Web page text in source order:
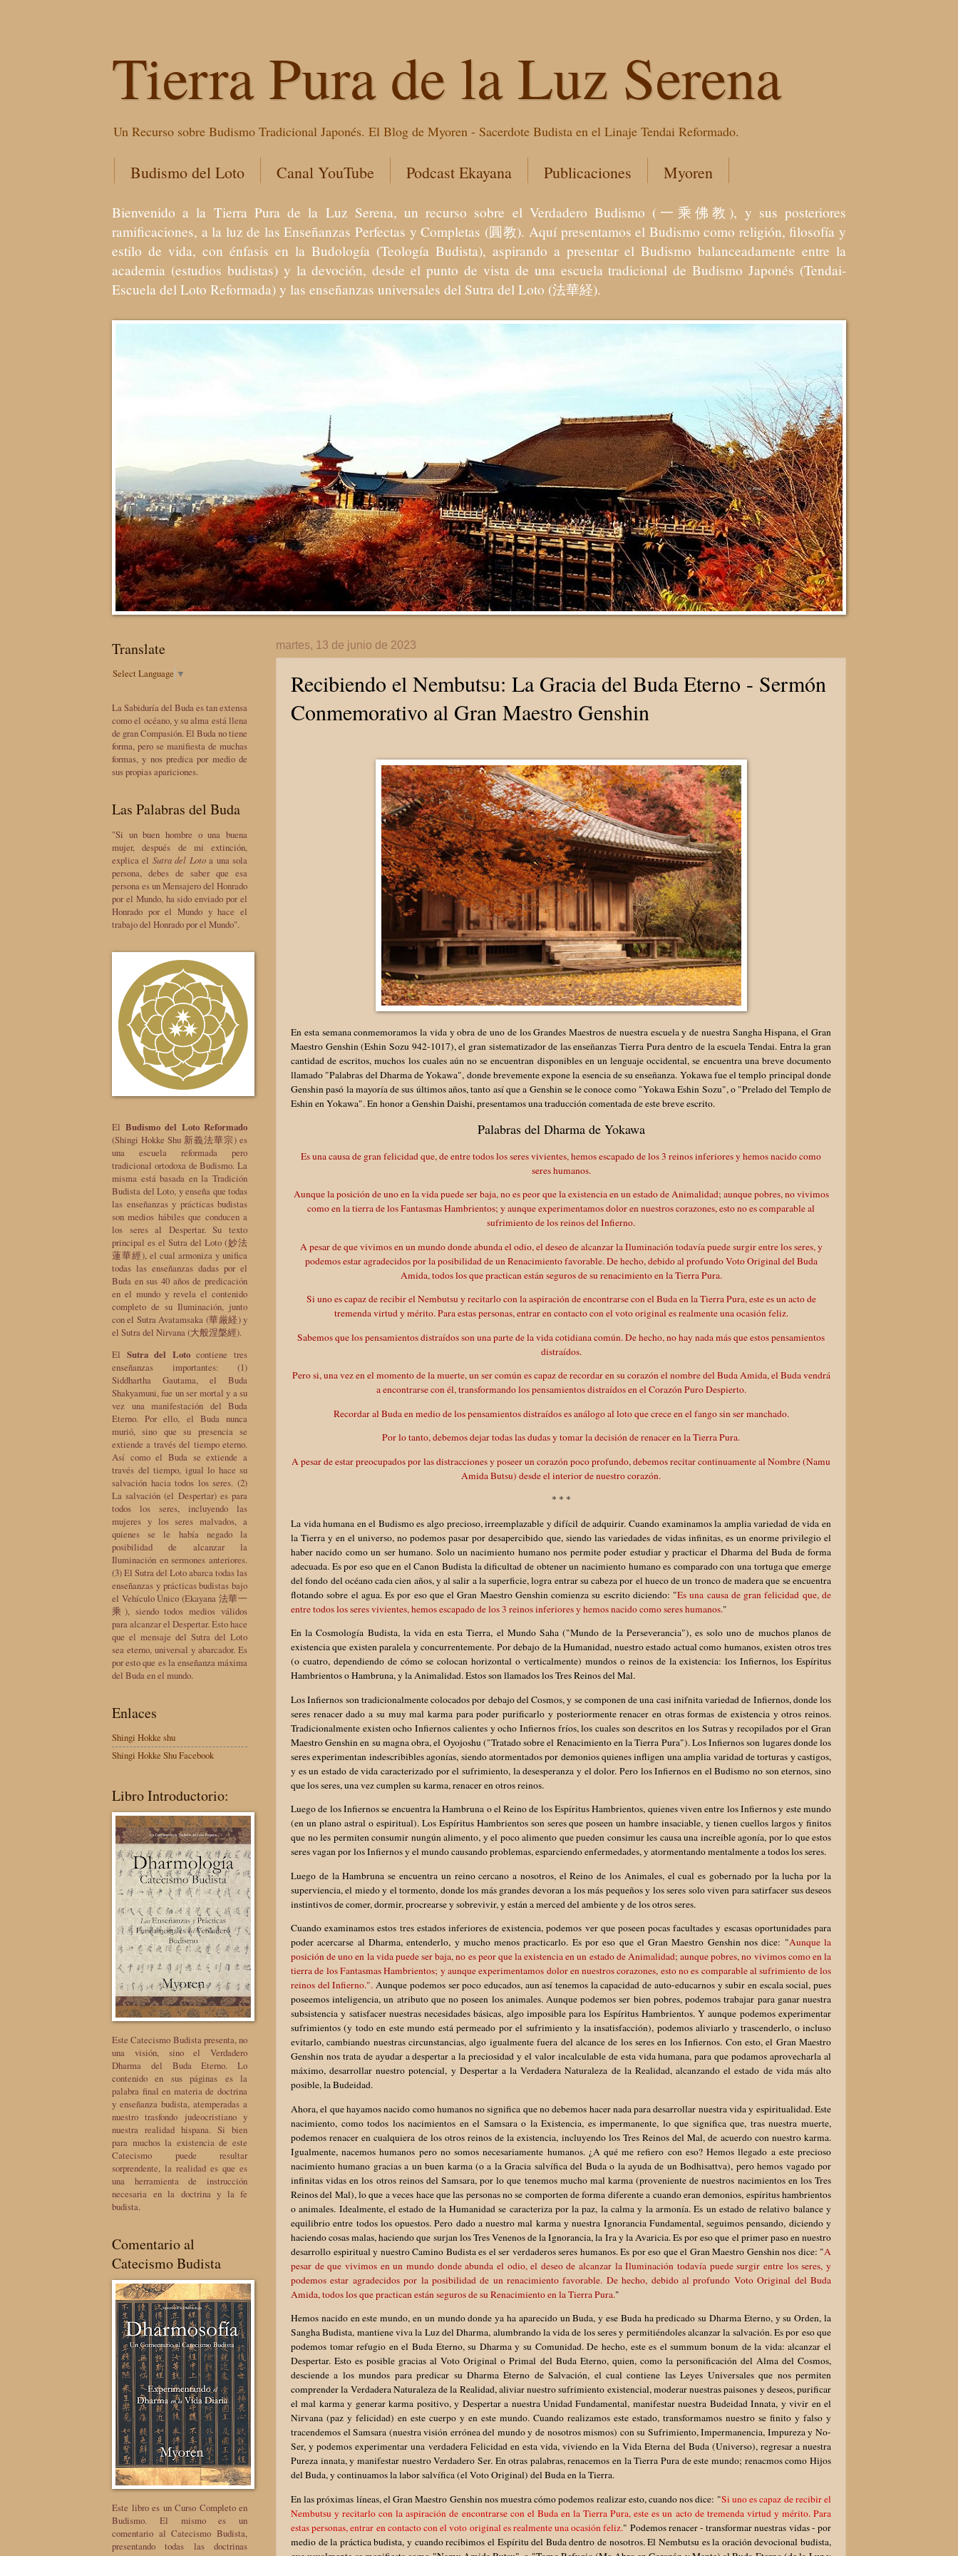
Tierra Pura de la Luz Serena
Un Recurso sobre Budismo Tradicional Japonés. El Blog de Myoren - Sacerdote Budista en el Linaje Tendai Reformado.
Budismo del Loto Canal YouTube Podcast Ekayana Publicaciones Myoren
Bienvenido a la Tierra Pura de la Luz Serena, un recurso sobre el Verdadero Budismo (一乘佛教), y sus posteriores
ramificaciones, a la luz de las Enseñanzas Perfectas y Completas (圓教). Aquí presentamos el Budismo como religión, filosofía y
estilo de vida, con énfasis en la Budología (Teología Budista), aspirando a presentar el Budismo balanceadamente entre la
academia (estudios budistas) y la devoción, desde el punto de vista de una escuela tradicional de Budismo Japonés (Tendai-
Escuela del Loto Reformada) y las enseñanzas universales del Sutra del Loto (法華経).
martes, 13 de junio de 2023
Recibiendo el Nembutsu: La Gracia del Buda Eterno - Sermón
Conmemorativo al Gran Maestro Genshin
En esta semana conmemoramos la vida y obra de uno de los Grandes Maestros de nuestra escuela y de nuestra Sangha Hispana, el Gran
Maestro Genshin (Eshin Sozu 942-1017), el gran sistematizador de las enseñanzas Tierra Pura dentro de la escuela Tendai. Entra la gran
cantidad de escritos, muchos los cuales aún no se encuentran disponibles en un lenguaje occidental, se encuentra una breve documento
llamado "Palabras del Dharma de Yokawa", donde brevemente expone la esencia de su enseñanza. Yokawa fue el templo principal donde
Genshin pasó la mayoría de sus últimos años, tanto así que a Genshin se le conoce como "Yokawa Eshin Sozu", o "Prelado del Templo de
Eshin en Yokawa". En honor a Genshin Daishi, presentamos una traducción comentada de este breve escrito.
Palabras del Dharma de Yokawa
Es una causa de gran felicidad que, de entre todos los seres vivientes, hemos escapado de los 3 reinos inferiores y hemos nacido como
seres humanos.
Aunque la posición de uno en la vida puede ser baja, no es peor que la existencia en un estado de Animalidad; aunque pobres, no vivimos
como en la tierra de los Fantasmas Hambrientos; y aunque experimentamos dolor en nuestros corazones, esto no es comparable al
sufrimiento de los reinos del Infierno.
A pesar de que vivimos en un mundo donde abunda el odio, el deseo de alcanzar la Iluminación todavía puede surgir entre los seres, y
podemos estar agradecidos por la posibilidad de un Renacimiento favorable. De hecho, debido al profundo Voto Original del Buda
Amida, todos los que practican están seguros de su renacimiento en la Tierra Pura.
Si uno es capaz de recibir el Nembutsu y recitarlo con la aspiración de encontrarse con el Buda en la Tierra Pura, este es un acto de
tremenda virtud y mérito. Para estas personas, entrar en contacto con el voto original es realmente una ocasión feliz.
Sabemos que los pensamientos distraídos son una parte de la vida cotidiana común. De hecho, no hay nada más que estos pensamientos
distraídos.
Pero si, una vez en el momento de la muerte, un ser común es capaz de recordar en su corazón el nombre del Buda Amida, el Buda vendrá
a encontrarse con él, transformando los pensamientos distraídos en el Corazón Puro Despierto.
Recordar al Buda en medio de los pensamientos distraídos es análogo al loto que crece en el fango sin ser manchado.
Por lo tanto, debemos dejar todas las dudas y tomar la decisión de renacer en la Tierra Pura.
A pesar de estar preocupados por las distracciones y poseer un corazón poco profundo, debemos recitar continuamente al Nombre (Namu
Amida Butsu) desde el interior de nuestro corazón.
* * *
La vida humana en el Budismo es algo precioso, irreemplazable y difícil de adquirir. Cuando examinamos la amplia variedad de vida en
la Tierra y en el universo, no podemos pasar por desapercibido que, siendo las variedades de vidas infinitas, es un enorme privilegio el
haber nacido como un ser humano. Solo un nacimiento humano nos permite poder estudiar y practicar el Dharma del Buda de forma
adecuada. Es por eso que en el Canon Budista la dificultad de obtener un nacimiento humano es comparado con una tortuga que emerge
del fondo del océano cada cien años, y al salir a la superficie, logra entrar su cabeza por el hueco de un tronco de madera que se encuentra
flotando sobre el agua. Es por eso que el Gran Maestro Genshin comienza su escrito diciendo: "Es una causa de gran felicidad que, de
entre todos los seres vivientes, hemos escapado de los 3 reinos inferiores y hemos nacido como seres humanos."
En la Cosmología Budista, la vida en esta Tierra, el Mundo Saha ("Mundo de la Perseverancia"), es solo uno de muchos planos de
existencia que existen paralela y concurrentemente. Por debajo de la Humanidad, nuestro estado actual como humanos, existen otros tres
(o cuatro, dependiendo de cómo se colocan horizontal o verticalmente) mundos o reinos de la existencia: los Infiernos, los Espíritus
Hambrientos o Hambruna, y la Animalidad. Estos son llamados los Tres Reinos del Mal.
Los Infiernos son tradicionalmente colocados por debajo del Cosmos, y se componen de una casi inifnita variedad de Infiernos, donde los
seres renacer dado a su muy mal karma para poder purificarlo y posteriormente renacer en otras formas de existencia y otros reinos.
Tradicionalmente existen ocho Infiernos calientes y ocho Infiernos fríos, los cuales son descritos en los Sutras y recopilados por el Gran
Maestro Genshin en su magna obra, el Oyojoshu ("Tratado sobre el Renacimiento en la Tierra Pura"). Los Infiernos son lugares donde los
seres experimentan indescribibles agonías, siendo atormentados por demonios quienes infligen una amplia varidad de torturas y castigos,
y es un estado de vida caracterizado por el sufrimiento, la desesperanza y el dolor. Pero los Infiernos en el Budismo no son eternos, sino
que los seres, una vez cumplen su karma, renacer en otros reinos.
Luego de los Infiernos se encuentra la Hambruna o el Reino de los Espíritus Hambrientos, quienes viven entre los Infiernos y este mundo
(en un plano astral o espiritual). Los Espíritus Hambrientos son seres que poseen un hambre insaciable, y tienen cuellos largos y finitos
que no les permiten consumir nungún alimento, y el poco alimento que pueden consimur les causa una increíble agonía, por lo que estos
seres vagan por los Infiernos y el mundo causando problemas, esparciendo enfermedades, y atormentando mentalmente a todos los seres.
Luego de la Hambruna se encuentra un reino cercano a nosotros, el Reino de los Animales, el cual es gobernado por la lucha por la
superviencia, el miedo y el tormento, donde los más grandes devoran a los más pequeños y los seres solo viven para satirfacer sus deseos
instintivos de comer, dormir, procrearse y sobrevivir, y están a merced del ambiente y de los otros seres.
Cuando examinamos estos tres estados inferiores de existencia, podemos ver que poseen pocas facultades y escasas oportunidades para
poder acercarse al Dharma, entenderlo, y mucho menos practicarlo. Es por eso que el Gran Maestro Genshin nos dice: "Aunque la
posición de uno en la vida puede ser baja, no es peor que la existencia en un estado de Animalidad; aunque pobres, no vivimos como en la
tierra de los Fantasmas Hambrientos; y aunque experimentamos dolor en nuestros corazones, esto no es comparable al sufrimiento de los
reinos del Infierno.".Aunque podemos ser poco educados, aun así tenemos la capacidad de auto-educarnos y subir en escala social, pues
poseemos inteligencia, un atributo que no poseen los animales. Aunque podemos ser bien pobres, podemos trabajar para ganar nuestra
subsistencia y satisfacer nuestras necesidades básicas, algo imposible para los Espíritus Hambrientos. Y aunque podemos experimentar
sufrimientos (y todo en este mundo está permeado por el sufrimiento y la insatisfacción), podemos aliviarlo y trascenderlo, o incluso
evitarlo, cambiando nuestras circunstancias, algo igualmente fuera del alcance de los seres en los Infiernos. Con esto, el Gran Maestro
Genshin nos trata de ayudar a despertar a la preciosidad y el valor incalculable de esta vida humana, para que podamos aprovecharla al
máximo, desarrollar nuestro potencial, y Despertar a la Verdadera Naturaleza de la Realidad, alcanzando el estado de vida más alto
posible, la Budeidad.
Ahora, el que hayamos nacido como humanos no significa que no debemos hacer nada para desarrollar nuestra vida y espiritualidad. Este
nacimiento, como todos los nacimientos en el Samsara o la Existencia, es impermanente, lo que significa que, tras nuestra muerte,
podemos renacer en cualquiera de los otros reinos de la existencia, incluyendo los Tres Reinos del Mal, de acuerdo con nuestro karma.
Igualmente, nacemos humanos pero no somos necesariamente humanos. ¿A qué me refiero con eso? Hemos llegado a este precioso
nacimiento humano gracias a un buen karma (o a la Gracia salvífica del Buda o la ayuda de un Bodhisattva), pero hemos vagado por
infinitas vidas en los otros reinos del Samsara, por lo que tenemos mucho mal karma (proveniente de nuestros nacimientos en los Tres
Reinos del Mal), lo que a veces hace que las personas no se comporten de forma diferente a cuando eran demonios, espíritus hambrientos
o animales. Idealmente, el estado de la Humanidad se caracteriza por la paz, la calma y la armonía. Es un estado de relativo balance y
equilibrio entre todos los opuestos. Pero dado a nuestro mal karma y nuestra Ignorancia Fundamental, seguimos pensando, diciendo y
haciendo cosas malas, haciendo que surjan los Tres Venenos de la Ignorancia, la Ira y la Avaricia. Es por eso que el primer paso en nuestro
desarrollo espiritual y nuestro Camino Budista es el ser verdaderos seres humanos. Es por eso que el Gran Maestro Genshin nos dice: "A
pesar de que vivimos en un mundo donde abunda el odio, el deseo de alcanzar la Iluminación todavía puede surgir entre los seres, y
podemos estar agradecidos por la posibilidad de un renacimiento favorable. De hecho, debido al profundo Voto Original del Buda
Amida, todos los que practican están seguros de su Renacimiento en la Tierra Pura."
Hemos nacido en este mundo, en un mundo donde ya ha aparecido un Buda, y ese Buda ha predicado su Dharma Eterno, y su Orden, la
Sangha Budista, mantiene viva la Luz del Dharma, alumbrando la vida de los seres y permitiéndoles alcanzar la salvación. Es por eso que
podemos tomar refugio en el Buda Eterno, su Dharma y su Comunidad. De hecho, este es el summum bonum de la vida: alcanzar el
Despertar. Esto es posible gracias al Voto Original o Primal del Buda Eterno, quien, como la personificación del Alma del Cosmos,
desciende a los mundos para predicar su Dharma Eterno de Salvación, el cual contiene las Leyes Universales que nos permiten
comprender la Verdadera Naturaleza de la Realidad, aliviar nuestro sufrimiento existencial, moderar nuestras paisones y deseos, purificar
el mal karma y generar karma positivo, y Despertar a nuestra Unidad Fundamental, manifestar nuestra Budeidad Innata, y vivir en el
Nirvana (paz y felicidad) en este cuerpo y en este mundo. Cuando realizamos este estado, transformamos nuestro se finito y falso y
tracendemos el Samsara (nuestra visión errónea del mundo y de nosotros mismos) con su Sufrimiento, Impermanencia, Impureza y No-
Ser, y podemos experimentar una verdadera Felicidad en esta vida, viviendo en la Vida Eterna del Buda (Universo), regresar a nuestra
Pureza innata, y manifestar nuestro Verdadero Ser. En otras palabras, renacemos en la Tierra Pura de este mundo; renacmos como Hijos
del Buda, y continuamos la labor salvífica (el Voto Original) del Buda en la Tierra.
En las próximas líneas, el Gran Maestro Genshin nos muestra cómo podemos realizar esto, cuando nos dice: "Si uno es capaz de recibir el
Nembutsu y recitarlo con la aspiración de encontrarse con el Buda en la Tierra Pura, este es un acto de tremenda virtud y mérito. Para
estas personas, entrar en contacto con el voto original es realmente una ocasión feliz." Podemos renacer - transformar nuestras vidas - por
medio de la práctica budista, y cuando recibimos el Espíritu del Buda dentro de nosotros. El Nembutsu es la oración devocional budista,
Translate
Select Language ▼
La Sabiduría del Buda es tan extensa
como el océano, y su alma está llena
de gran Compasión. El Buda no tiene
forma, pero se manifiesta de muchas
formas, y nos predica por medio de
sus propias apariciones.
Las Palabras del Buda
"Si un buen hombre o una buena
mujer, después de mi extinción,
explica el Sutra del Lotoa una sola
persona, debes de saber que esa
persona es un Mensajero del Honrado
por el Mundo, ha sido enviado por el
Honrado por el Mundo y hace el
trabajo del Honrado por el Mundo".
El Budismo del Loto Reformado
(Shingi Hokke Shu 新義法華宗) es
una escuela reformada pero
tradicional ortodoxa de Budismo. La
misma está basada en la Tradición
Budista del Loto, y enseña que todas
las enseñanzas y prácticas budistas
son medios hábiles que conducen a
los seres al Despertar. Su texto
principal es el Sutra del Loto (妙法
蓮華經), el cual armoniza y unifica
todas las enseñanzas dadas por el
Buda en sus 40 años de predicación
en el mundo y revela el contenido
completo de su Iluminación, junto
con el Sutra Avatamsaka (華厳経) y
el Sutra del Nirvana (大般涅槃經).
El Sutra del Lotocontiene tres
enseñanzas importantes: (1)
Siddhartha Gautama, el Buda
Shakyamuni, fue un ser mortal y a su
vez una manifestación del Buda
Eterno. Por ello, el Buda nunca
murió, sino que su presencia se
extiende a través del tiempo eterno.
Así como el Buda se extiende a
través del tiempo, igual lo hace su
salvación hacia todos los seres. (2)
La salvación (el Despertar) es para
todos los seres, incluyendo las
mujeres y los seres malvados, a
quienes se le había negado la
posibilidad de alcanzar la
Iluminación en sermones anteriores.
(3) El Sutra del Loto abarca todas las
enseñanzas y prácticas budistas bajo
el Vehículo Único (Ekayana 法華一
乘), siendo todos medios válidos
para alcanzar el Despertar. Esto hace
que el mensaje del Sutra del Loto
sea eterno, universal y abarcador. Es
por esto que es la enseñanza máxima
del Buda en el mundo.
Enlaces
Shingi Hokke shu
Shingi Hokke Shu Facebook
Libro Introductorio:
Este Catecismo Budista presenta, no
una visión, sino el Verdadero
Dharma del Buda Eterno. Lo
contenido en sus páginas es la
palabra final en materia de doctrina
y enseñanza budista, atemperadas a
nuestro trasfondo judeocristiano y
nuestra realidad hispana. Si bien
para muchos la existencia de este
Catecismo puede resultar
sorprendente, la realidad es que es
una herramienta de instrucción
necesaria en la doctrina y la fe
budista.
Comentario al
Catecismo Budista
Este libro es un Curso Completo en
Budismo. El mismo es un
comentario al Catecismo Budista,
presentando todas las doctrinas